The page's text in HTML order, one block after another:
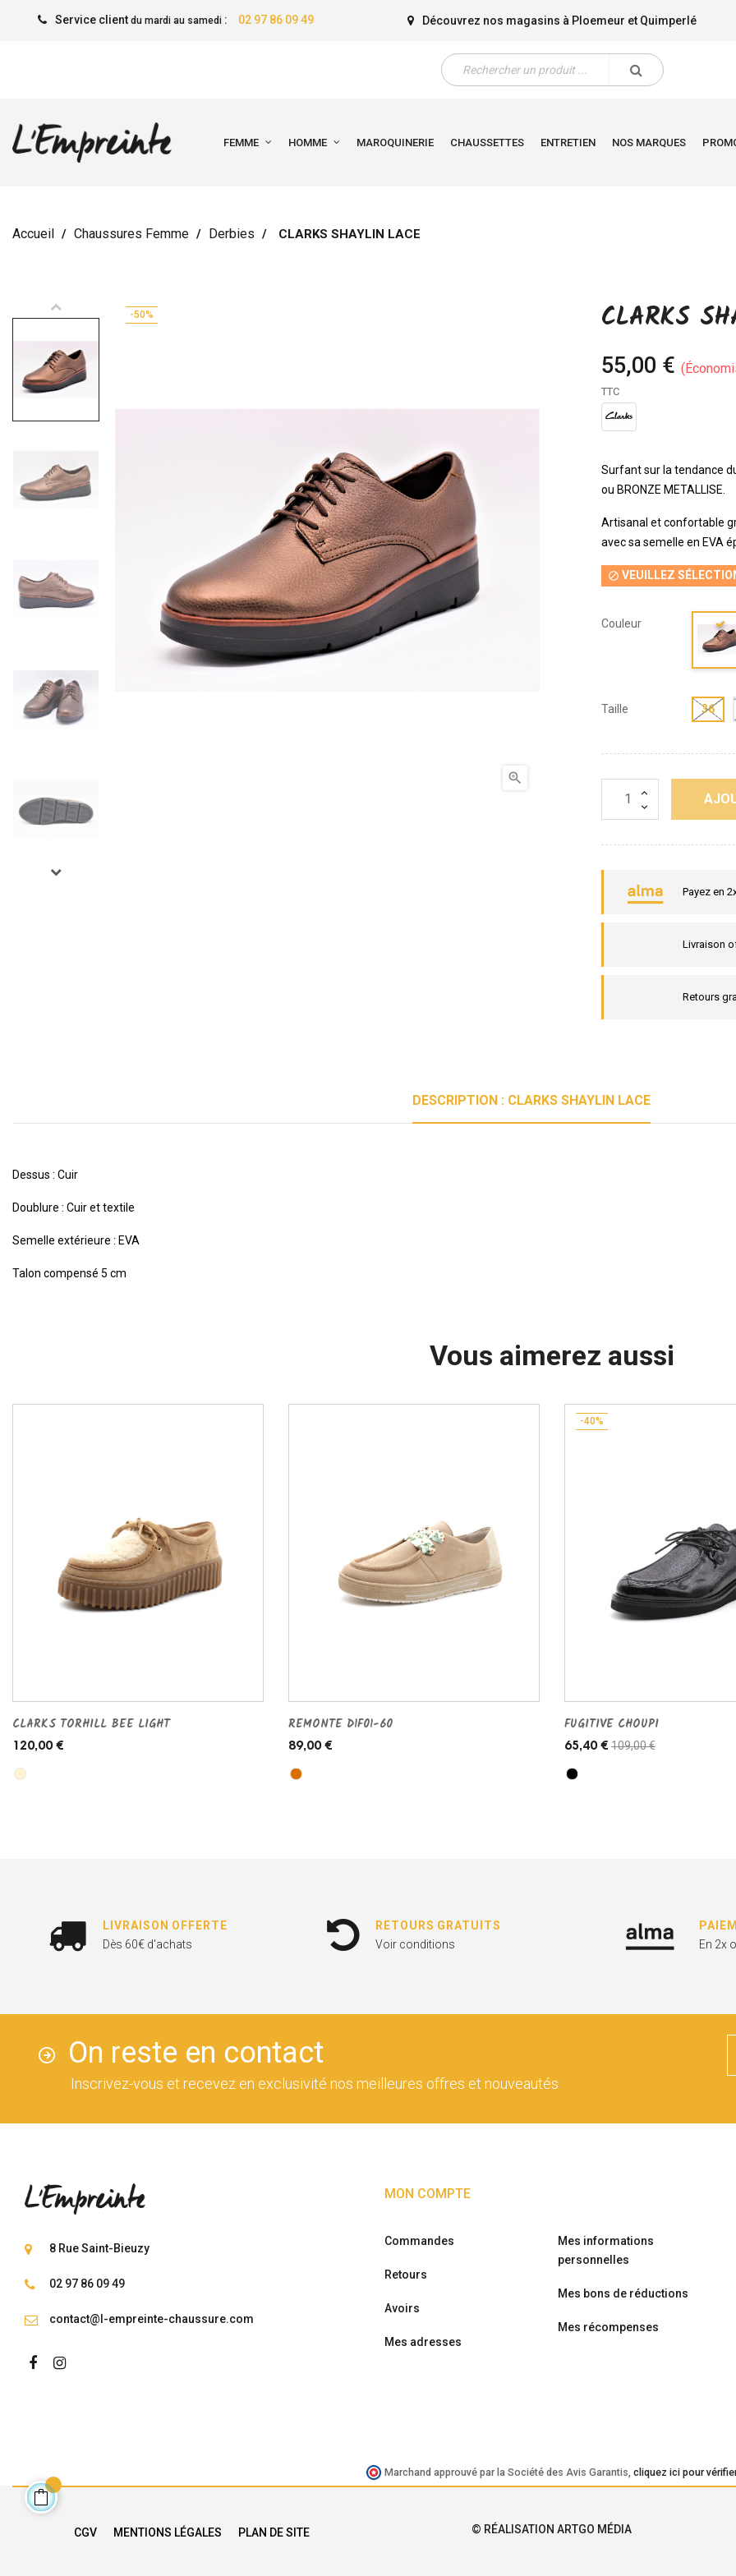
Service client du mardi au samedi: 02 97 86 09 49 Découvrez nos magasins à Ploemeur et Quimperlé
FEMME HOMME MAROQUINERIE CHAUSSETTES ENTRETIEN NOS MARQUES
Accueil Chaussures Femme Derbies CLARKS SHAYLIN LACE
-50%

CLARKS
55,00 €
TTC
Surfant sur la tendance
ou BRONZE METALLISE.
Artisanal et confortable
avec sa semelle en EVA
 VEUILLEZ
Couleur
Taille 36
Payez en
Livraison
Retours
DESCRIPTION : CLARKS SHAYLIN LACE
Dessus : Cuir
Doublure : Cuir et textile
Semelle extérieure : EVA
Talon compensé 5 cm
Vous aimerez aussi
CLARKS TORHILL BEE LIGHT
120,00 €
REMONTE D1F01-60
89,00 €
-40%
FUGITIVE CHOUPI
65,40 € 109,00 €
LIVRAISON OFFERTE
Dès 60€ d'achats
RETOURS GRATUITS
Voir conditions
En 2x
On reste en contact
Inscrivez-vous et recevez en exclusivité nos meilleures offres et nouveautés
8 Rue Saint-Bieuzy
02 97 86 09 49
contact@l-empreinte-chaussure.com
MON COMPTE
Commandes
Retours
Avoirs
Mes adresses
Mes informations
personnelles
Mes bons de réductions
Mes récompenses
Marchand approuvé par la Société des Avis Garantis, cliquez ici pour vérifier
CGV MENTIONS LÉGALES PLAN DE SITE © RÉALISATION ARTGO MÉDIA